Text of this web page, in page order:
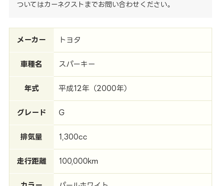
ついてはカーネクストまでお問い合わせください。
メーカー トヨタ
車種名 スパーキー
年式 平成12年（2000年）
グレード G
排気量 1,300cc
走行距離 100,000km